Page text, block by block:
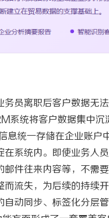
员离职后客户数据无
系统将客户数据集中沉
息统一存储在企业账户
在系统内。即使业务人
邮件往来内容等，不需
流失，为后续的持续
动同步、标签化分层